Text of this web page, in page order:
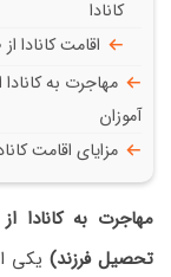
کانادا
اقامت کانادا
مهاجرت به
آموزان
مزایای اقامت
مهاجرت به کانادا
تحصیل فرزند) یکی